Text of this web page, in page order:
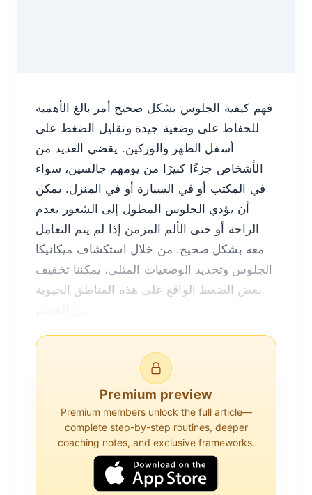
فهم كيفية الجلوس بشكل صحيح أمر بالغ الأهمية
للحفاظ على وضعية جيدة وتقليل الضغط على
أسفل الظهر والوركين. يقضي العديد من
الأشخاص جزءًا كبيرًا من يومهم جالسين، سواء
في المكتب أو في السيارة أو في المنزل. يمكن
أن يؤدي الجلوس المطول إلى الشعور بعدم
الراحة أو حتى الألم المزمن إذا لم يتم التعامل
معه بشكل صحيح. من خلال استكشاف ميكانيكا
الجلوس وتحديد الوضعيات المثلى، يمكننا تخفيف
بعض الضغط الواقع على هذه المناطق الحيوية
ميكانيكا الجلوس وتأثيرها على الجسم
الجسم البشري ليس مصممًا للبقاء في وضعية
الجلوس لفترات طويلة. عندما نجلس، يمكن أن
يتشوه الانحناء الطبيعي للعمود الفقري، مما يؤدي
إلى زيادة الضغط على منطقة الفقرات القطنية.
يمكن أن يسبب هذا الضغط الشعور بعدم الراحة
ويزيد من تفاقم الحالات الموجودة مثل عرق
Premium preview
Premium members unlock the full article—
complete step-by-step routines, deeper
coaching notes, and exclusive frameworks.